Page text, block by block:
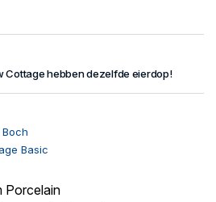
Cottage hebben dezelfde eierdop!
Basic
Porcelain